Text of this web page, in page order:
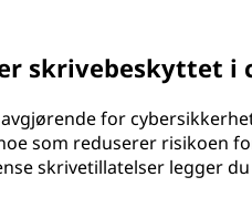
skrivebeskyttet i
for
som reduserer risikoen
skrivetillatelser legger